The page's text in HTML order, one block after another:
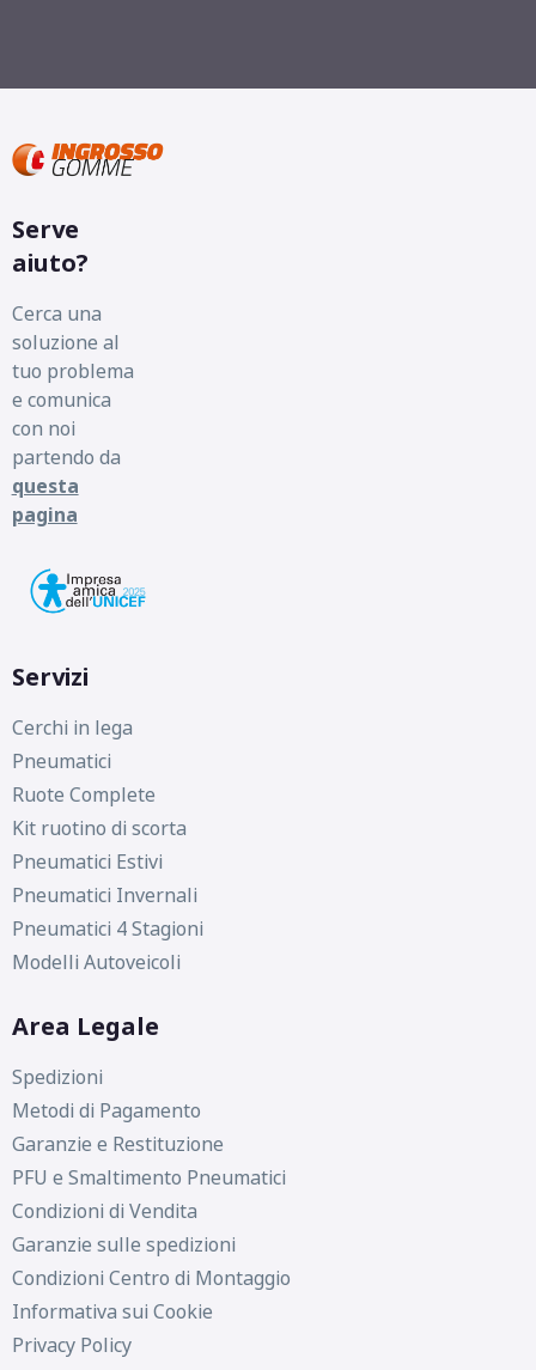
Serve
aiuto?
Cerca una
soluzione al
tuo problema
e comunica
con noi
partendo da
questa
pagina
Servizi
Cerchi in lega
Pneumatici
Ruote Complete
Kit ruotino di scorta
Pneumatici Estivi
Pneumatici Invernali
Pneumatici 4 Stagioni
Modelli Autoveicoli
Area Legale
Spedizioni
Metodi di Pagamento
Garanzie e Restituzione
PFU e Smaltimento Pneumatici
Condizioni di Vendita
Garanzie sulle spedizioni
Condizioni Centro di Montaggio
Informativa sui Cookie
Privacy Policy